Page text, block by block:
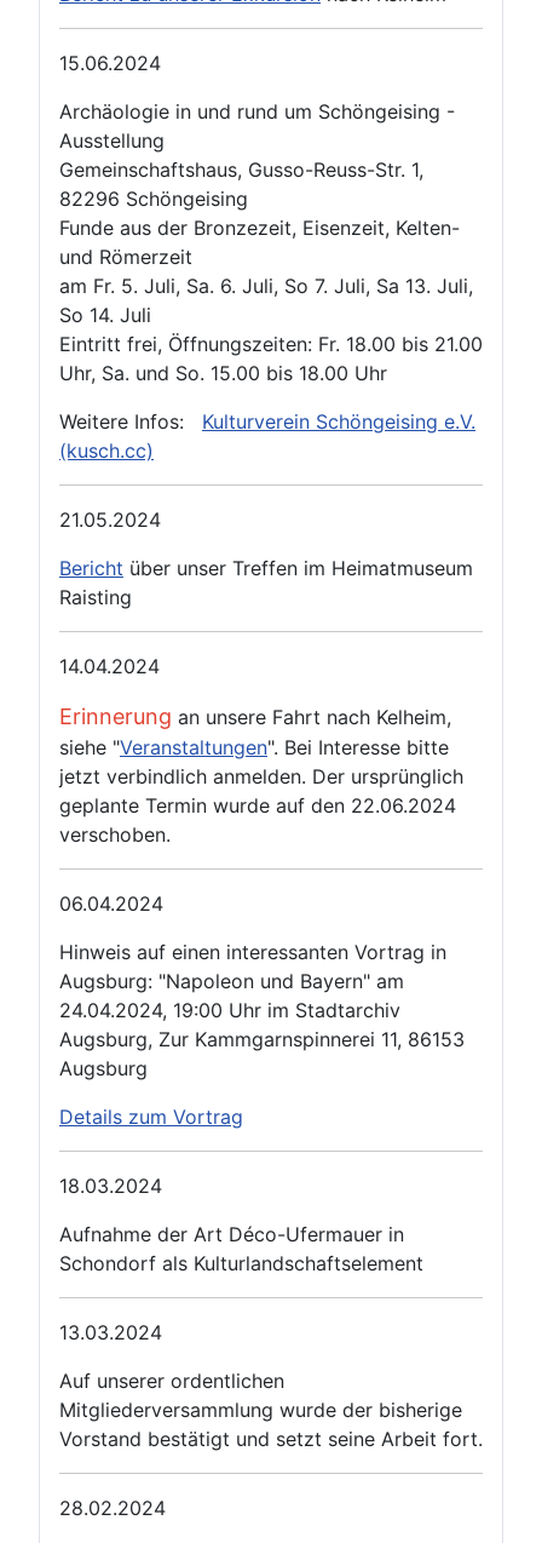
15.06.2024
Archäologie in und rund um Schöngeising -
Ausstellung
Gemeinschaftshaus, Gusso-Reuss-Str. 1,
82296 Schöngeising
Funde aus der Bronzezeit, Eisenzeit, Kelten-
und Römerzeit
am Fr. 5. Juli, Sa. 6. Juli, So 7. Juli, Sa 13. Juli,
So 14. Juli
Eintritt frei, Öffnungszeiten: Fr. 18.00 bis 21.00
Uhr, Sa. und So. 15.00 bis 18.00 Uhr
Weitere Infos: Kulturverein Schöngeising e.V.
(kusch.cc)
21.05.2024
Bericht über unser Treffen im Heimatmuseum
Raisting
14.04.2024
Erinnerung an unsere Fahrt nach Kelheim,
siehe "Veranstaltungen". Bei Interesse bitte
jetzt verbindlich anmelden. Der ursprünglich
geplante Termin wurde auf den 22.06.2024
verschoben.
06.04.2024
Hinweis auf einen interessanten Vortrag in
Augsburg: "Napoleon und Bayern" am
24.04.2024, 19:00 Uhr im Stadtarchiv
Augsburg, Zur Kammgarnspinnerei 11, 86153
Augsburg
Details zum Vortrag
18.03.2024
Aufnahme der Art Déco-Ufermauer in
Schondorf als Kulturlandschaftselement
13.03.2024
Auf unserer ordentlichen
Mitgliederversammlung wurde der bisherige
Vorstand bestätigt und setzt seine Arbeit fort.
28.02.2024